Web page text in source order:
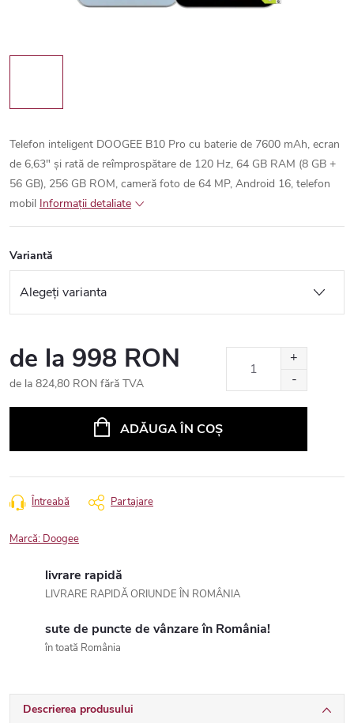
Telefon inteligent DOOGEE B10 Pro cu baterie de 7600 mAh, ecran
de 6,63" și rată de reîmprospătare de 120 Hz, 64 GB RAM (8 GB +
56 GB), 256 GB ROM, cameră foto de 64 MP, Android 16, telefon
mobil Informaţii detaliate
Variantă
de la 998 RON
de la 824,80 RON fără TVA
ADĂUGA ÎN COŞ
Întreabă Partajare
Marcă: Doogee
livrare rapidă
LIVRARE RAPIDĂ ORIUNDE ÎN ROMÂNIA
sute de puncte de vânzare în România!
în toată România
Descrierea produsului